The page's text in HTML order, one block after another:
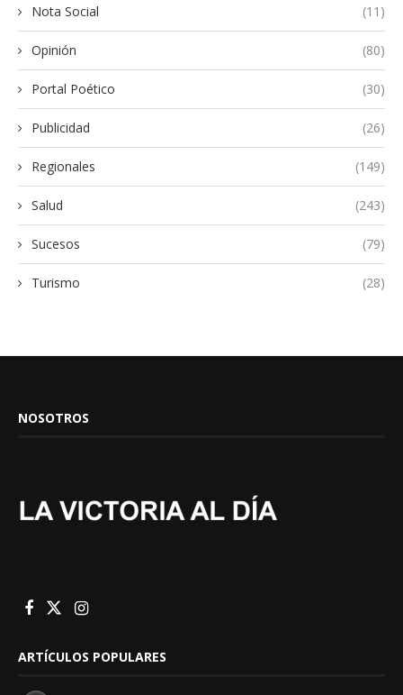
Nota Social (11)
Opinión (80)
Portal Poético (30)
Publicidad (26)
Regionales (149)
Salud (243)
Sucesos (79)
Turismo (28)
NOSOTROS
ARTÍCULOS POPULARES